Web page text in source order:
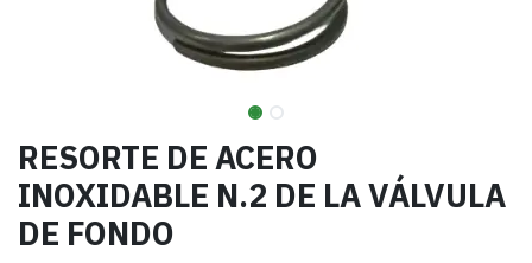
RESORTE DE ACERO
INOXIDABLE N.2 DE LA VÁLVULA
DE FONDO